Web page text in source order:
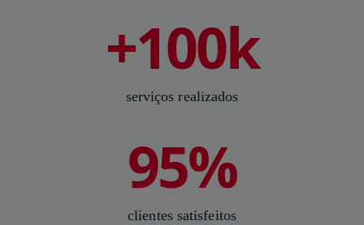
+100k
serviços realizados
95%
clientes satisfeitos